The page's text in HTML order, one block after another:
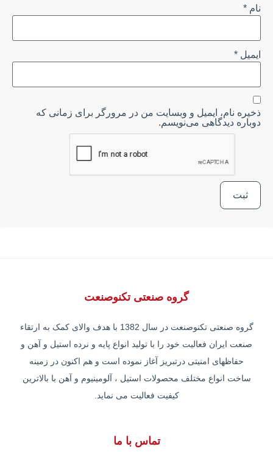
نام *
ایمیل *
ذخیره نام، ایمیل و وبسایت من در مرورگر برای زمانی که
دوباره دیدگاهی می‌نویسم.
گروه صنعتی تکنوصنعت
گروه صنعتی تکنوصنعت در سال 1382 با هدف والای کمک به ارتقاء
صنعت ایران فعالیت خود را با تولید انواع پایه و نرده استیل و آهن و
حفاظهای امنیتی درتبریز آغاز نموده است و هم اکنون در زمینه
ساخت انواع مختلف محصولات استیل ، آلومینیوم و آهن با بالاترین
کیفیت فعالیت می نماید.
تماس با ما